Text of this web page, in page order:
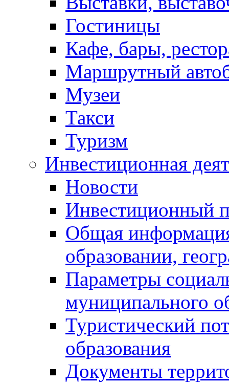
Гостиницы
Кафе, бары,
Маршрутный
Музеи
Такси
Туризм
Инвестиционная
Новости
Инвестиционный
Общая
образовании,
Параметры
муниципального
Туристический
образования
Документы